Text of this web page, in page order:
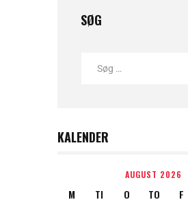
SØG
KALENDER
AUGUST 2026
M TI O TO F